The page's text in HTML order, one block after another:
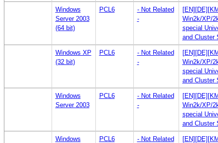
Windows
Server 2003
(64 bit)
PCL6
- Not Related
-
Win2k/XP/
special
and Cluster
Windows XP
(32 bit)
PCL6
- Not Related
-
Win2k/XP/
special
and Cluster
Windows
Server 2003
PCL6
- Not Related
-
Win2k/XP/
special
and Cluster
Windows
PCL6
- Not Related